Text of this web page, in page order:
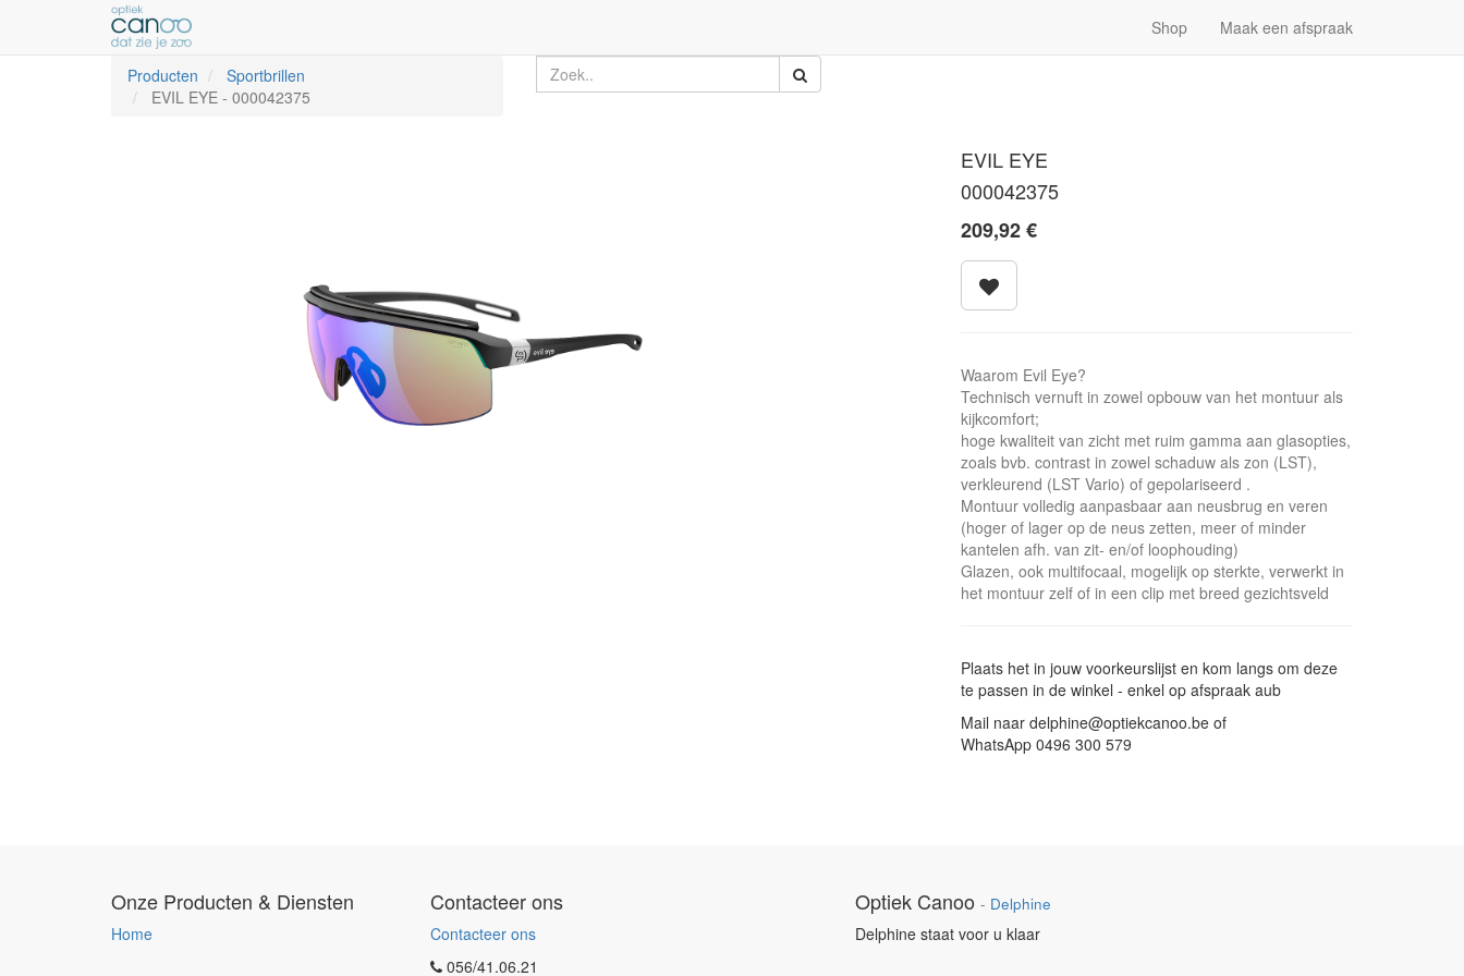
Shop Maak een afspraak
Producten
Sportbrillen
EVIL EYE - 000042375
EVIL EYE
000042375
209,92€
Waarom Evil Eye?
Technisch vernuft in zowel opbouw van het montuur als
kijkcomfort;
hoge kwaliteit van zicht met ruim gamma aan glasopties,
zoals bvb. contrast in zowel schaduw als zon (LST),
verkleurend (LST Vario) of gepolariseerd .
Montuur volledig aanpasbaar aan neusbrug en veren
(hoger of lager op de neus zetten, meer of minder
kantelen afh. van zit- en/of loophouding)
Glazen, ook multifocaal, mogelijk op sterkte, verwerkt in
het montuur zelf of in een clip met breed gezichtsveld
Plaats het in jouw voorkeurslijst en kom langs om deze
te passen in de winkel - enkel op afspraak aub
Mail naar delphine@optiekcanoo.be of
WhatsApp 0496 300 579
Onze Producten & Diensten
Home
Contacteer ons
Contacteer ons
056/41.06.21
Optiek Canoo - Delphine
Delphine staat voor u klaar